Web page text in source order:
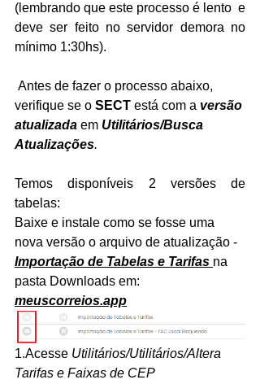
(lembrando que este processo é lento  e
deve ser feito no servidor demora no
mínimo 1:30hs).
verifique se o SECT está com a versão
atualizada em Utilitários/Busca
Atualizações.
Temos disponíveis 2 versões de
tabelas:
Baixe e instale como se fosse uma
nova versão o arquivo de atualização -
Importação de Tabelas e Tarifas na
pasta Downloads em:
meuscorreios.app
1.Acesse Utilitários/Utilitários/Altera
Tarifas e Faixas de CEP